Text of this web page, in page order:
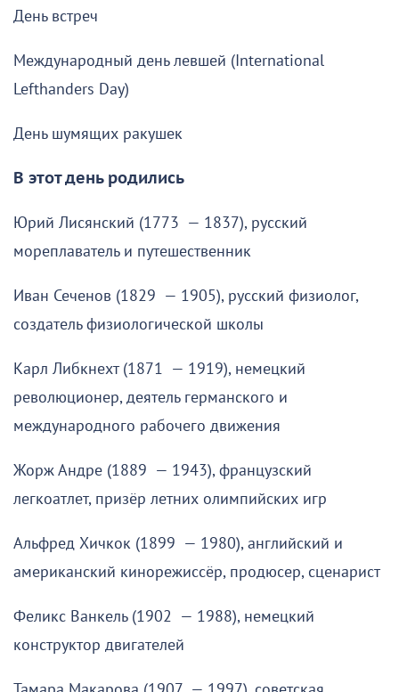
День встреч
Международный день левшей (International
Lefthanders Day)
День шумящих ракушек
В этот день родились
Юрий Лисянский (1773 — 1837), русский
мореплаватель и путешественник
Иван Сеченов (1829 — 1905), русский физиолог,
создатель физиологической школы
Карл Либкнехт (1871 — 1919), немецкий
революционер, деятель германского и
международного рабочего движения
Жорж Андре (1889 — 1943), французский
легкоатлет, призёр летних олимпийских игр
Альфред Хичкок (1899 — 1980), английский и
американский кинорежиссёр, продюсер, сценарист
Феликс Ванкель (1902 — 1988), немецкий
конструктор двигателей